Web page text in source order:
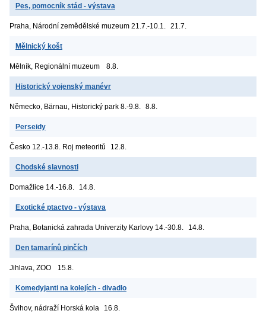
Pes, pomocník stád - výstava
Praha, Národní zemědělské muzeum 21.7.-10.1. 21.7.
Mělnický košt
Mělník, Regionální muzeum 8.8.
Historický vojenský manévr
Německo, Bärnau, Historický park 8.-9.8. 8.8.
Perseidy
Česko 12.-13.8. Roj meteoritů 12.8.
Chodské slavnosti
Domažlice 14.-16.8. 14.8.
Exotické ptactvo - výstava
Praha, Botanická zahrada Univerzity Karlovy 14.-30.8. 14.8.
Den tamarínů pinčích
Jihlava, ZOO 15.8.
Komedyjanti na kolejích - divadlo
Švihov, nádraží Horská kola 16.8.